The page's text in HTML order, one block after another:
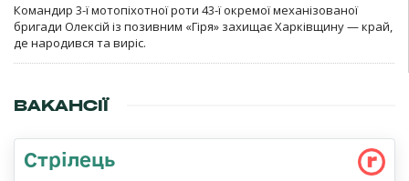
Командир 3-ї мотопіхотної роти 43-ї окремої механізованої
бригади Олексій із позивним «Гіря» захищає Харківщину — край,
де народився та виріс.
ВАКАНСІЇ
Стрілець